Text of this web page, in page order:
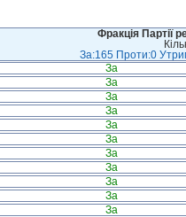
Фракція Партії
За:165 Проти:0
За
За
За
За
За
За
За
За
За
За
За